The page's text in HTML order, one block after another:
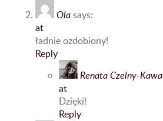
Olasays:
at
ładnie ozdobiony!
Reply
Renata Czelny-Kawa
at
Dzięki!
Reply